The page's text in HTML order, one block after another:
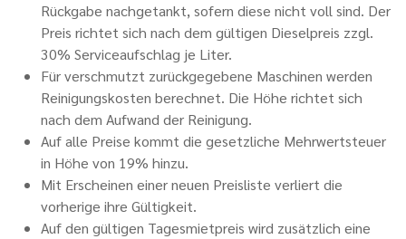
Rückgabe nachgetankt, sofern diese nicht voll sind. Der
Preis richtet sich nach dem gültigen Dieselpreis zzgl.
30% Serviceaufschlag je Liter.
Für verschmutzt zurückgegebene Maschinen werden
Reinigungskosten berechnet. Die Höhe richtet sich
nach dem Aufwand der Reinigung.
Auf alle Preise kommt die gesetzliche Mehrwertsteuer
in Höhe von 19% hinzu.
Mit Erscheinen einer neuen Preisliste verliert die
vorherige ihre Gültigkeit.
Auf den gültigen Tagesmietpreis wird zusätzlich eine